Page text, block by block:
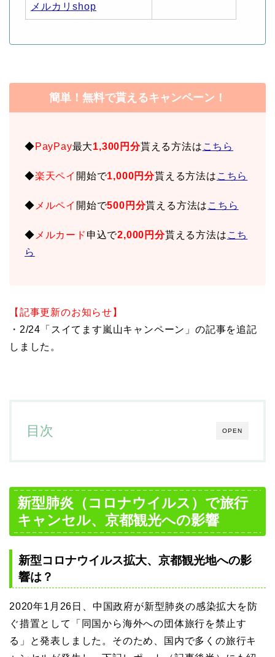
メルカリshop
簡単！無料で貰えるキャンペーン！
◆PayPay最大1,300円分貰える方法は こちら
◆楽天ペイ 開始で1,000円分貰える方法は こちら
◆ メルペイ 開始で500円分貰える方法は こちら
◆ メルカード 申込で2,000円分貰える方法は こち
ら
【記事更新のお知らせ】
・2/24「スイてます嵐山キャンペーン」の記事を追記
しました。
OPEN
目次
新型肺炎（コロナウイルス）で旅行
キャンセル、京都観光への影響
新型コロナウイルス拡大、京都観光地への影
響は？
2020年1月26日、中国政府が新型肺炎の感染拡大を防
ぐ措置として「同国から海外への団体旅行を禁止す
る」と発表しました。そのため、国内で多くの旅行キ